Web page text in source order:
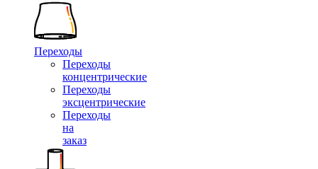
Переходы
Переходы
концентрические
Переходы
эксцентрические
Переходы
на
заказ